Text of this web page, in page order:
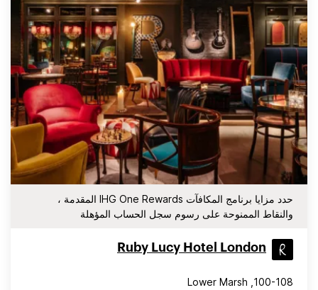
حدد مزايا برنامج المكافآت IHG One Rewards المقدمة ،
والنقاط الممنوحة على رسوم سجل الحساب المؤهلة
Ruby Lucy Hotel London
100-108, Lower Marsh